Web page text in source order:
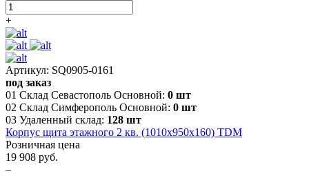
+
Артикул: SQ0905-0161
под заказ
01 Склад Севастополь Основной: 0 шт
02 Склад Симферополь Основной: 0 шт
03 Удаленный склад: 128 шт
Корпус щита этажного 2 кв. (1010х950х160) TDM
Розничная цена
19 908 руб.
–